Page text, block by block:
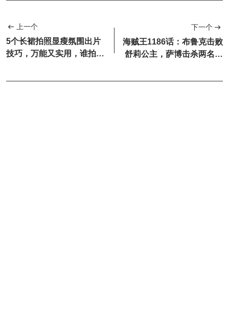
上一个
5个长裙拍照显瘦氛围出片
技巧，万能又实用，谁拍谁
下一个
海贼王1186话：布鲁克击败
舒莉公主，萨博击杀两名天